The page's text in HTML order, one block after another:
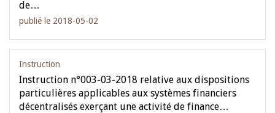
de…
publié le 2018-05-02
Instruction
Instruction n°003-03-2018 relative aux dispositions
particulières applicables aux systèmes financiers
décentralisés exerçant une activité de finance…